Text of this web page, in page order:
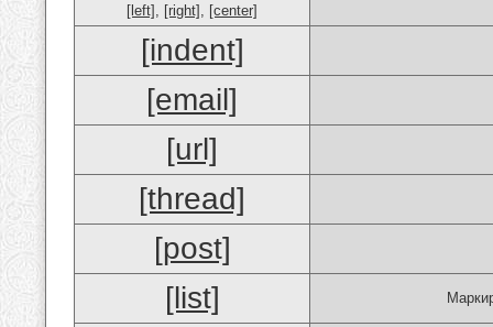
[left] , [right] , [center]
[indent]
[email]
[url]
[thread]
[post]
[list]